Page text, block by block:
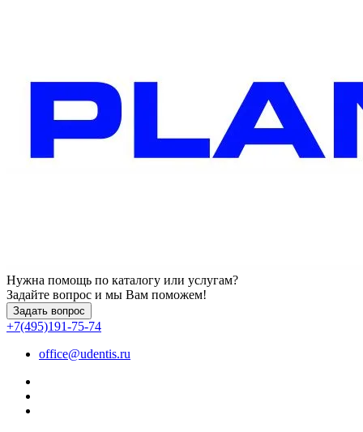
Нужна помощь по каталогу или услугам?
Задайте вопрос и мы Вам поможем!
Задать вопрос
+7(495)191-75-74
office@udentis.ru